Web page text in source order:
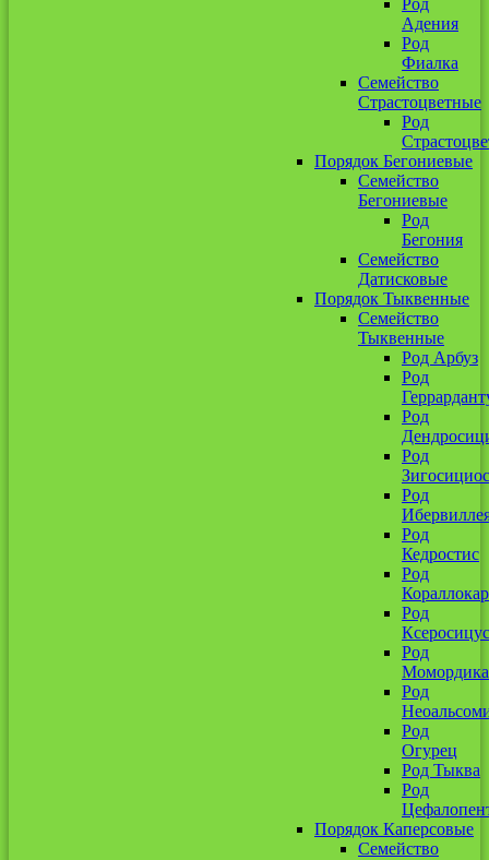
Род
Адения
Род
Фиалка
Семейство
Страстоцветные
Род
Порядок Бегониевые
Семейство
Бегониевые
Род
Бегония
Семейство
Датисковые
Порядок Тыквенные
Семейство
Тыквенные
Род Арбуз
Род
Род
Род
Зигосициос
Род
Род
Кедростис
Род
Род
Ксеросицус
Род
Момордика
Род
Род
Огурец
Род Тыква
Род
Порядок Каперсовые
Семейство